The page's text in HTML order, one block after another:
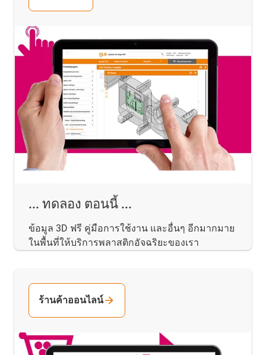
... ทดลอง ตอนนี้ ...
ข้อมูล 3D ฟรี คู่มือการใช้งาน และอื่นๆ อีกมากมาย
ในพื้นที่ให้บริการพลาสติกอัจฉริยะของเรา
ร้านค้าออนไลน์